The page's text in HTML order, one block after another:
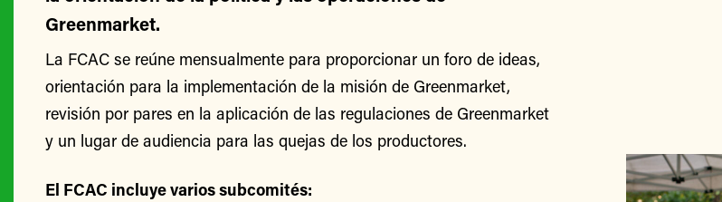
Greenmarket.
La FCAC se reúne mensualmente para proporcionar un foro de ideas,
orientación para la implementación de la misión de Greenmarket,
revisión por pares en la aplicación de las regulaciones de Greenmarket
y un lugar de audiencia para las quejas de los productores.
El FCAC incluye varios subcomités: